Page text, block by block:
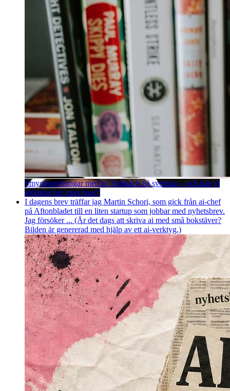
Smyginspelningar med ai, Substack på svenska – och kan vi
glömma hur man läser?
I dagens brev träffar jag Martin Schori, som gick från ai-chef
på Aftonbladet till en liten startup som jobbar med nyhetsbrev.
Jag försöker ... (Är det dags att skriva ai med små bokstäver?
Bilden är genererad med hjälp av ett ai-verktyg.)